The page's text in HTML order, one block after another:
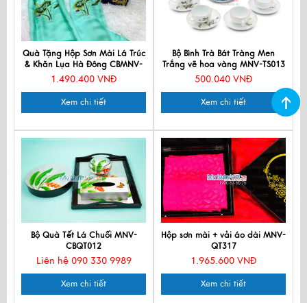
Quà Tặng Hộp Sơn Mài Lá Trúc
& Khăn Lụa Hà Đông CBMNV-
LNL45180/17
1.490.400 VNĐ
Xem chi tiết
Bộ Bình Trà Bát Tràng Men
Trắng vẽ hoa vàng MNV-TS013
500.040 VNĐ
Xem chi tiết
Bộ Quà Tết Lá Chuối MNV-
CBQT012
Liên hệ 090 330 9989
Xem chi tiết
Hộp sơn mài + vải áo dài MNV-
QT317
1.965.600 VNĐ
Xem chi tiết